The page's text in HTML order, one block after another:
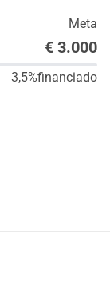
Meta
€ 3.000
3,5%financiado